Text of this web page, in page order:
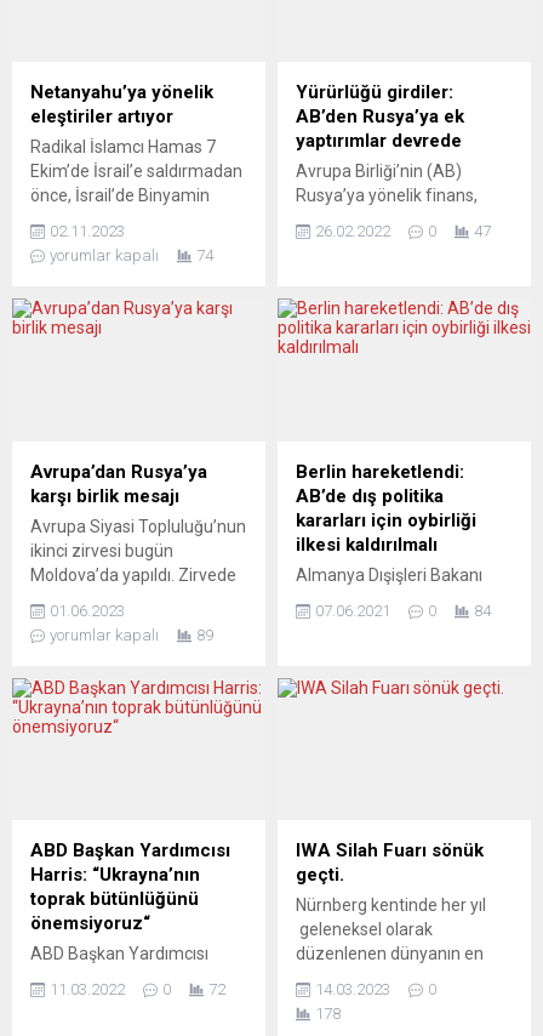
Netanyahu’ya yönelik
eleştiriler artıyor
Radikal İslamcı Hamas 7
Ekim’de İsrail’e saldırmadan
önce, İsrail’de Binyamin
sağcı ve dinci hükümete
yönelik büyük protesto
Ülkeye yönelik genel
tehdit karşısında şimdilik bu
saldırısı konusunda kendisini
uyarmamakla suçlamasına
yönelik eleştiriler sürüyor.
İsrail Başbakanı
yorumculara göre tam
anlamıyla beceriksiz....
02.11.2023
yorumlar kapalı
74
Yürürlüğü girdiler:
AB’den Rusya’ya ek
yaptırımlar devrede
Avrupa Birliği’nin (AB)
Rusya’ya yönelik finans,
alanları kapsayan ve üst
yaptırımları uygulamaya
konuldu. AB’nin Rusya’nın
yürürlüğe girdi. Yeni yaptırım
listesinin başında, Rusya
Devlet Başkanı Vladimir
Putin ve...
26.02.2022 0 47
Avrupa’dan Rusya’ya
karşı birlik mesajı
Avrupa Siyasi Topluluğu’nun
ikinci zirvesi bugün
Moldova’da yapıldı. Zirvede
verilirken, Ukrayna’nın
NATO’ya üyelik talebi yine
liderler bugün Avrupa Siyasi
Topluluğu’nun (AST) ikinci
Kalesi’de toplanan 50’ye
yakın lider, Rusya’ya...
01.06.2023
yorumlar kapalı
89
Berlin hareketlendi:
AB’de dış politika
kararları için oybirliği
ilkesi kaldırılmalı
Almanya Dışişleri Bakanı
siyasal gözlemcilere göre,
dizginleri ele almak istiyor.
politikasının, veto edenler
tarafından felç edilerek
daha fazla rehin
tutulmasına izin
verilmemesi gerektiğini
söyledi. Bunu yapanların
Avrupa’nın birlikteliğini...
07.06.2021 0 84
ABD Başkan Yardımcısı
Harris: “Ukrayna’nın
toprak bütünlüğünü
önemsiyoruz“
ABD Başkan Yardımcısı
toprak bütünlüğü ve
11.03.2022 0 72
IWA Silah Fuarı sönük
geçti.
Nürnberg kentinde her yıl
geleneksel olarak
düzenlenen dünyanın en
sönük geçti. Korona salgını
dünyada yüz binlerce can
14.03.2023
0
178